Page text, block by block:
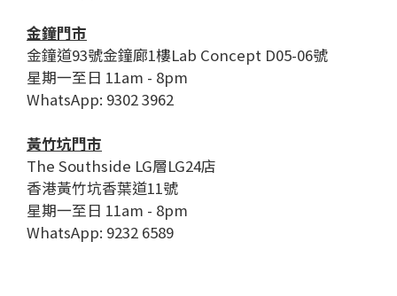
金鐘門市
金鐘道93號金鐘廊1樓Lab Concept D05-06號
星期一至日 11am - 8pm
WhatsApp: 9302 3962
黃竹坑門市
The Southside LG層LG24店
香港黃竹坑香葉道11號
星期一至日 11am - 8pm
WhatsApp: 9232 6589